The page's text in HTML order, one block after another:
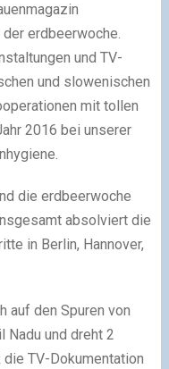
erdbeerwoche.
und TV-
und slowenischen
mit tollen
2016 bei unserer
die erdbeerwoche
absolviert die
in Berlin, Hannover,
auf den Spuren von
Nadu und dreht 2
TV-Dokumentation